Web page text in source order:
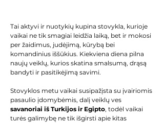
Tai aktyvi ir nuotykių kupina stovykla, kurioje
vaikai ne tik smagiai leidžia laiką, bet ir mokosi
per žaidimus, judėjimą, kūrybą bei
komandinius iššūkius. Kiekviena diena pilna
naujų veiklų, kurios skatina smalsumą, drąsą
bandyti ir pasitikėjimą savimi.
Stovyklos metu vaikai susipažįsta su įvairiomis
pasaulio įdomybėmis, dalį veiklų ves
savanoriai iš Turkijos ir Egipto, todėl vaikai
turės galimybę ne tik išgirsti apie kitas